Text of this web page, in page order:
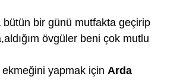
bütün bir günü mutfakta geçirip
övgüler beni çok mutlu
yapmak için Arda